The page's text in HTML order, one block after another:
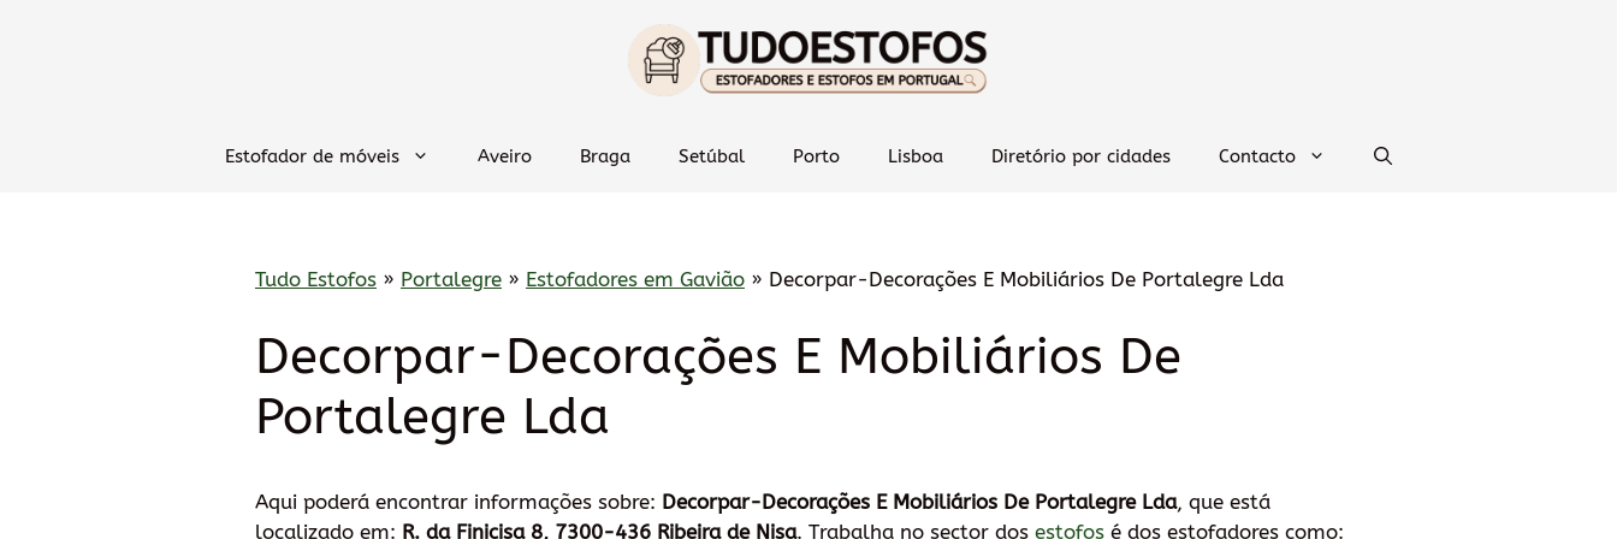
Estofador de móveis Aveiro Braga Setúbal Porto Lisboa Diretório por cidades Contacto
Tudo Estofos » Portalegre » Estofadores em Gavião » Decorpar-Decorações E Mobiliários De Portalegre Lda
Decorpar-Decorações E Mobiliários De
Portalegre Lda
Aqui poderá encontrar informações sobre: Decorpar-Decorações E Mobiliários De Portalegre Lda, que está
localizado em: R. da Finicisa 8, 7300-436 Ribeira de Nisa. Trabalha no sector dos estofos é dos estofadores como: